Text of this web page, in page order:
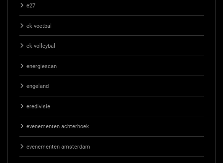
e27
ek voetbal
ek volleybal
energiescan
engeland
eredivisie
evenementen achterhoek
evenementen amsterdam